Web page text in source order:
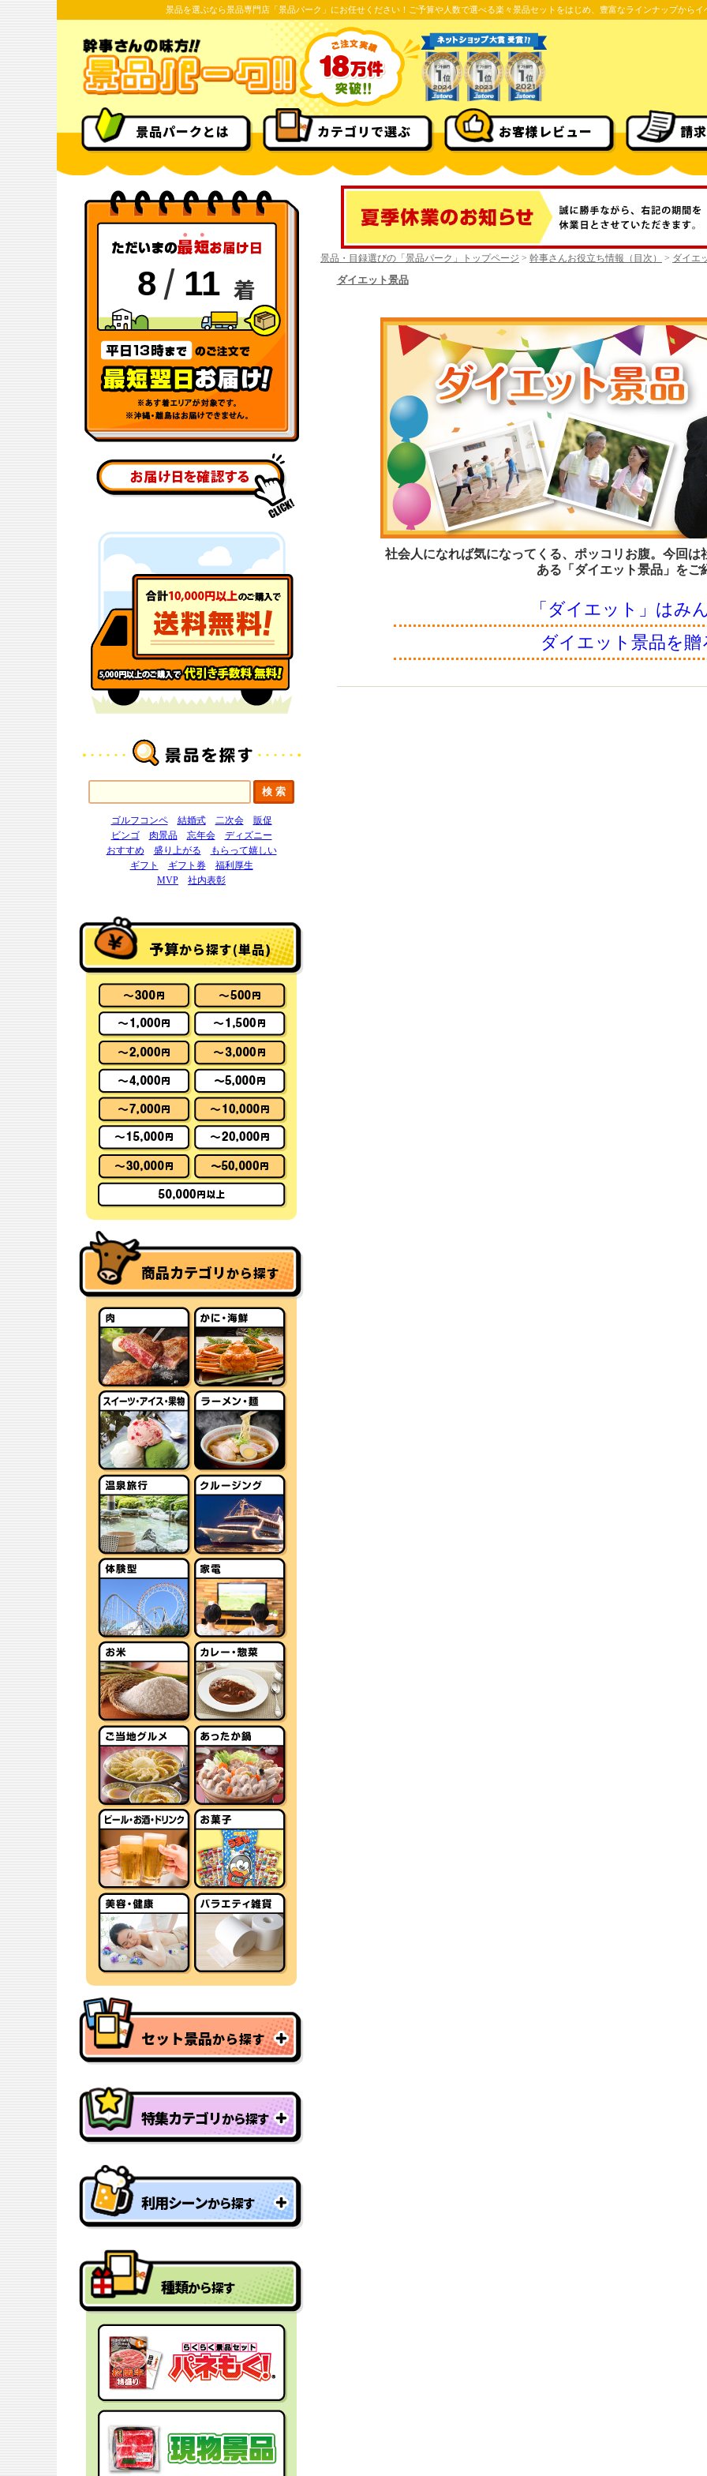
景品を選ぶなら景品専門店「景品パーク」にお任せください！ご予算や人数で選べる楽々景品セットをはじめ、豊富なラインナップからイ
景品パークとは カテゴリで選ぶ お客様レビュー 請
8 / 11 着
ゴルフコンペ 結婚式 二次会
販促
ビンゴ
肉景品 忘年会
ディズニー
おすすめ
盛り上がる
もらって嬉しい
ギフト
ギフト券
福利厚生
MVP
社内表彰
予算から探す(単品)
商品カテゴリから探す
セット景品から探す
特集カテゴリから探す
型抜きパネル景品
一年分景品
参加賞・残念賞
スペシャルプライス
迷った時にはコレ！
盛り上げたい時はコレ！
利用シーンから探す
ゴルフコンペの景品
ビンゴ景品
宴会の景品
社内表彰の景品
種類から探す
景品・目録選びの「景品パーク」トップページ > 幹事さんお役立ち情報（目次） > ダイエ
ダイエット景品
社会人になれば気になってくる、ポッコリお腹。今回
ある「ダイエット景品」をご
「ダイエット」はみ
ダイエット景品を贈